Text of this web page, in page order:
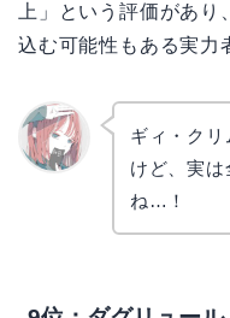
上」という評価があ
込む可能性もある実力
ギィ・クリ
けど、実は
ね…！